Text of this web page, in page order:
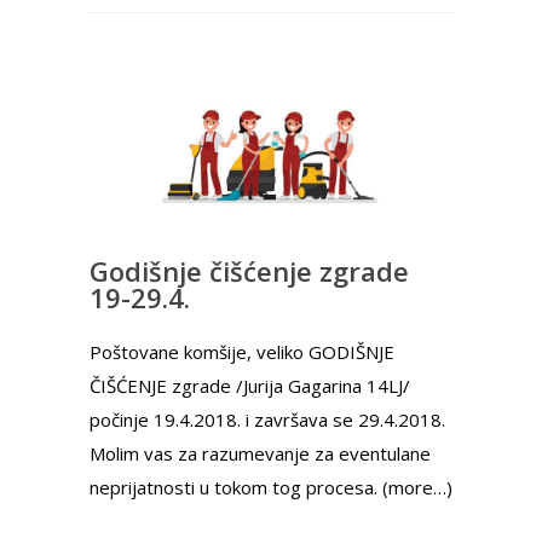
Godišnje čišćenje zgrade
19-29.4.
Poštovane komšije, veliko GODIŠNJE
ČIŠĆENJE zgrade /Jurija Gagarina 14LJ/
počinje 19.4.2018. i završava se 29.4.2018.
Molim vas za razumevanje za eventulane
neprijatnosti u tokom tog procesa. (more…)